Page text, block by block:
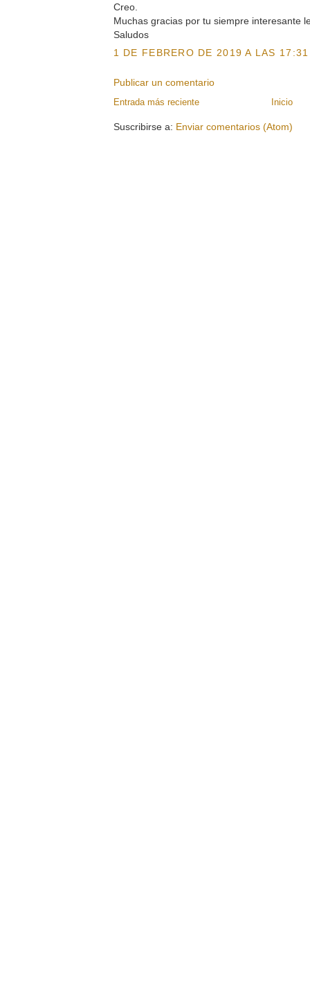
Creo.
Muchas gracias por tu siempre interesante
Saludos
1 DE FEBRERO DE 2019 A LAS 17:31
Publicar un comentario
Entrada más reciente Inicio
Suscribirse a: Enviar comentarios (Atom)